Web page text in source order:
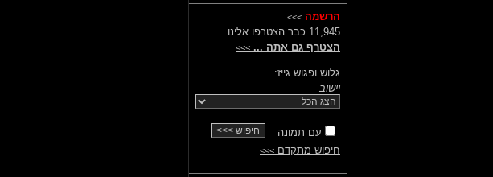
הרשמה >>>
11,945 כבר הצטרפו אלינו
הצטרף גם אתה ... >>>
גלוש ופגוש גייז:
יישוב
עם תמונה
חיפוש מתקדם >>>